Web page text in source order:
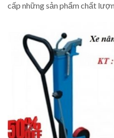
cấp những sản phẩm chất